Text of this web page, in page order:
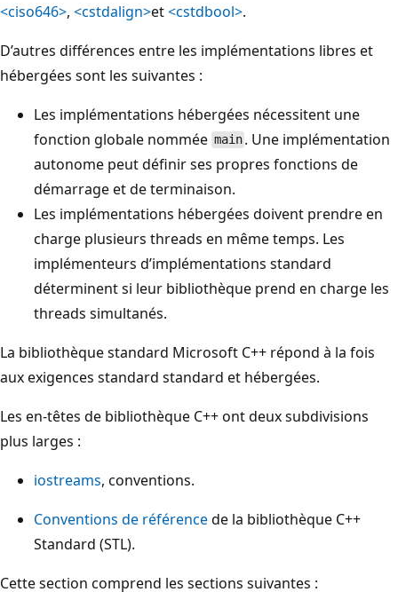
<ciso646>, <cstdalign>et<cstdbool>.
D’autres différences entre les implémentations libres et
hébergées sont les suivantes :
Les implémentations hébergées nécessitent une
fonction globale nommée main . Une implémentation
autonome peut définir ses propres fonctions de
démarrage et de terminaison.
Les implémentations hébergées doivent prendre en
charge plusieurs threads en même temps. Les
implémenteurs d’implémentations standard
déterminent si leur bibliothèque prend en charge les
threads simultanés.
La bibliothèque standard Microsoft C++ répond à la fois
aux exigences standard standard et hébergées.
Les en-têtes de bibliothèque C++ ont deux subdivisions
plus larges :
iostreams, conventions.
Conventions de référencede la bibliothèque C++
Standard (STL).
Cette section comprend les sections suivantes :